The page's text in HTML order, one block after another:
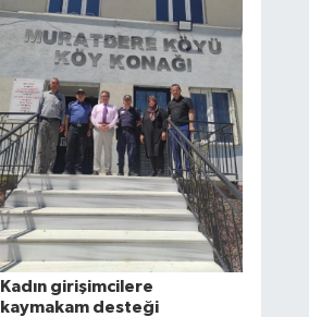
Kadın girişimcilere
kaymakam desteği